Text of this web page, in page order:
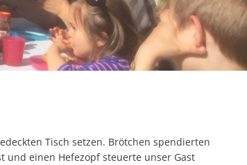
Tisch setzen. Brötchen spendierten
und einen Hefezopf steuerte unser Gast